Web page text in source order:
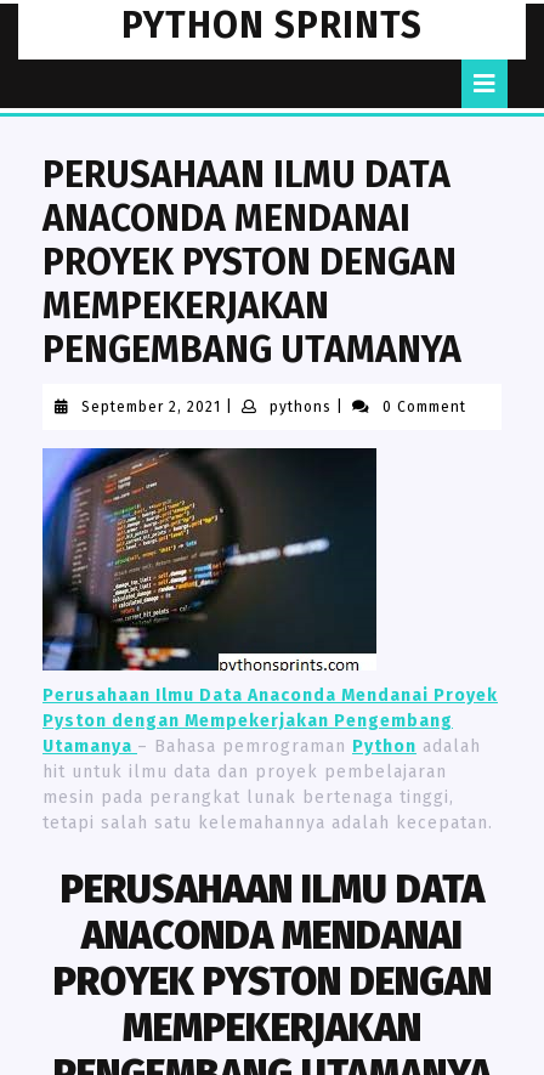
content
PYTHON SPRINTS
PERUSAHAAN ILMU DATA
ANACONDA MENDANAI
PROYEK PYSTON DENGAN
MEMPEKERJAKAN
PENGEMBANG UTAMANYA
September 2, 2021
September
2021
pythons pythons0 Comment
Perusahaan Ilmu Data Anaconda Mendanai Proyek
Pyston dengan Mempekerjakan Pengembang
Utamanya – Bahasa pemrograman Python adalah
hit untuk ilmu data dan proyek pembelajaran
mesin pada perangkat lunak bertenaga tinggi,
tetapi salah satu kelemahannya adalah kecepatan.
PERUSAHAAN ILMU DATA
ANACONDA MENDANAI
PROYEK PYSTON DENGAN
MEMPEKERJAKAN